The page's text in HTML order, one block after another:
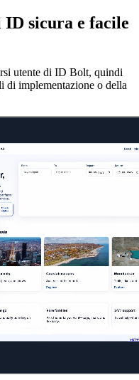
ID sicura e facile
utente di ID Bolt, quindi
di implementazione o della